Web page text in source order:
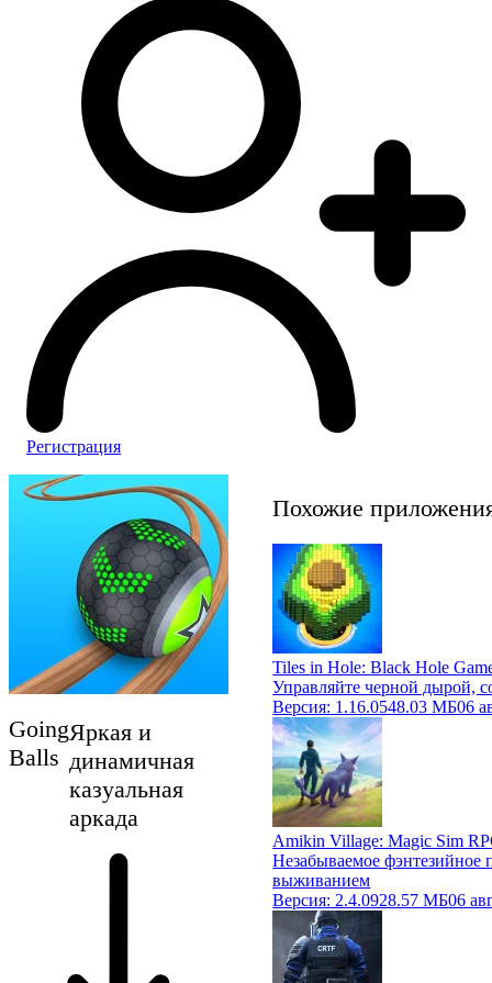
Регистрация
Going
Balls
Яркая и
динамичная
казуальная
аркада
Похожие
Tiles in Hole: Black Hole
Управляйте черной дырой,
Версия: 1.16.0548.03 МБ06
Amikin Village: Magic Sim
Незабываемое фэнтезийное
выживанием
Версия: 2.4.0928.57 МБ06